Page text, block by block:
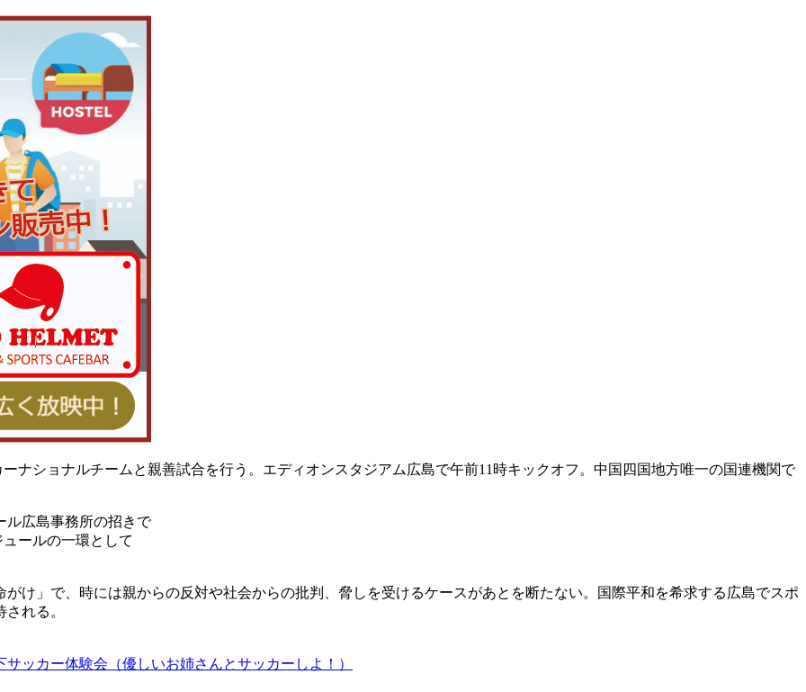
ナショナルチームと親善試合を行う。エディオンスタジアム広島で午前11時キックオフ。中国四国地方唯一の国連機関で
ル広島事務所の招きで
ールの一環として
け」で、時には親からの反対や社会からの批判、脅しを受けるケースがあとを断たない。国際平和を希求する広島でスポ
れる。
ッカー体験会（優しいお姉さんとサッカーしよ！）